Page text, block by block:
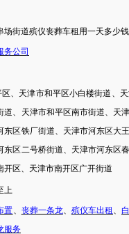
场街道殡仪丧葬车租用一天多少钱
务公司
区、天津市和平区小白楼街道、
道、天津市和平区南市街道、天
东区铁厂街道、天津市河东区大
东区二号桥街道、天津市河东区
区、天津市南开区广开街道
上
置 丧葬一条龙、 殡仪车出租 、
服务